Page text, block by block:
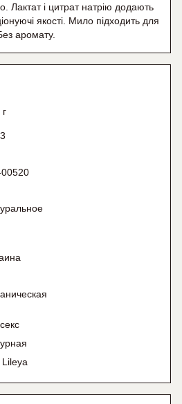
Лактат і цитрат натрію додають
якості. Мило підходить для
аромату.
Lileya